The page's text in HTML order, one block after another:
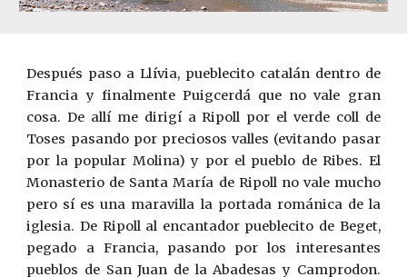
Después paso a Llívia, pueblecito catalán dentro de
Francia y finalmente Puigcerdá que no vale gran
cosa. De allí me dirigí a Ripoll por el verde coll de
Toses pasando por preciosos valles (evitando pasar
por la popular Molina) y por el pueblo de Ribes. El
Monasterio de Santa María de Ripoll no vale mucho
pero sí es una maravilla la portada románica de la
iglesia. De Ripoll al encantador pueblecito de Beget,
pegado a Francia, pasando por los interesantes
pueblos de San Juan de la Abadesas y Camprodon.